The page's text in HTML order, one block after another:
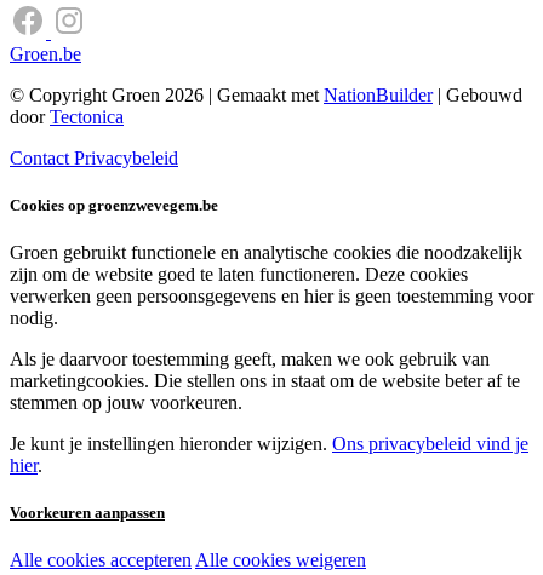
Groen.be
© Copyright Groen 2026 | Gemaakt met NationBuilder| Gebouwd
doorTectonica
Contact Privacybeleid
Cookies op groenzwevegem.be
Groen gebruikt functionele en analytische cookies die noodzakelijk
zijn om de website goed te laten functioneren. Deze cookies
verwerken geen persoonsgegevens en hier is geen toestemming voor
nodig.
Als je daarvoor toestemming geeft, maken we ook gebruik van
marketingcookies. Die stellen ons in staat om de website beter af te
stemmen op jouw voorkeuren.
Je kunt je instellingen hieronder wijzigen. Ons privacybeleid vind je
hier.
Voorkeuren aanpassen
Noodzakelijke cookies:
Alle cookies accepteren Alle cookies weigeren